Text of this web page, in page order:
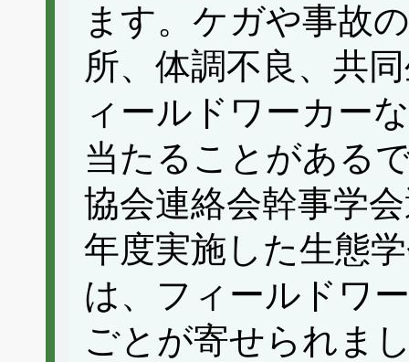
ます。ケガや事故
所、体調不良、共
ィールドワーカー
当たることがある
協会連絡会幹事学
年度実施した生態
は、フィールドワ
ごとが寄せられま